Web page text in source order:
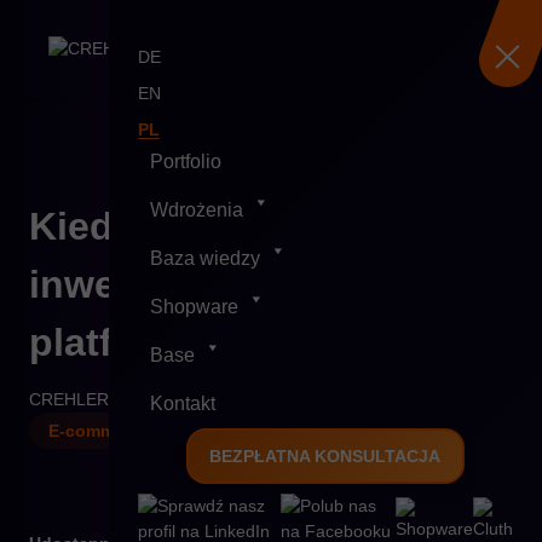
DE
EN
PL
Portfolio
Wdrożenia
Baza wiedzy
Shopware
Base
Kontakt
BEZPŁATNA KONSULTACJA
Kiedy zwraca się
inwestycja w nową
platformę
CREHLER 23-11-2025
E-commerce